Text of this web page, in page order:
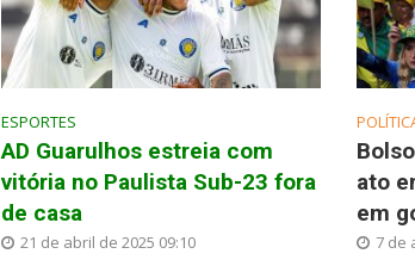
ESPORTES
AD Guarulhos estreia com
vitória no Paulista Sub-23 fora
de casa
21 de abril de 2025 09:10
ato
em
7 de